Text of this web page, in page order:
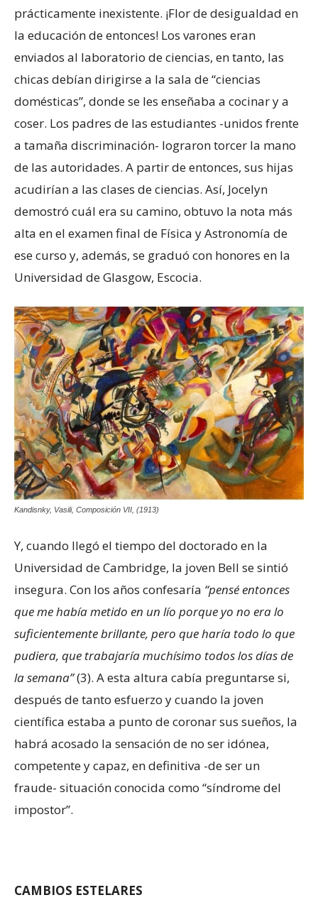
prácticamente inexistente. ¡Flor de desigualdad en
la educación de entonces! Los varones eran
enviados al laboratorio de ciencias, en tanto, las
chicas debían dirigirse a la sala de “ciencias
domésticas”, donde se les enseñaba a cocinar y a
coser. Los padres de las estudiantes -unidos frente
a tamaña discriminación- lograron torcer la mano
de las autoridades. A partir de entonces, sus hijas
acudirían a las clases de ciencias. Así, Jocelyn
demostró cuál era su camino, obtuvo la nota más
alta en el examen final de Física y Astronomía de
ese curso y, además, se graduó con honores en la
Universidad de Glasgow, Escocia.
Kandisnky, Vasili, Composición VII, (1913)
Y, cuando llegó el tiempo del doctorado en la
Universidad de Cambridge, la joven Bell se sintió
insegura. Con los años confesaría “pensé entonces
que me había metido en un lío porque yo no era lo
suficientemente brillante, pero que haría todo lo que
pudiera, que trabajaría muchísimo todos los días de
la semana”(3). A esta altura cabía preguntarse si,
después de tanto esfuerzo y cuando la joven
científica estaba a punto de coronar sus sueños, la
habrá acosado la sensación de no ser idónea,
competente y capaz, en definitiva -de ser un
fraude- situación conocida como “síndrome del
impostor”.
CAMBIOS ESTELARES